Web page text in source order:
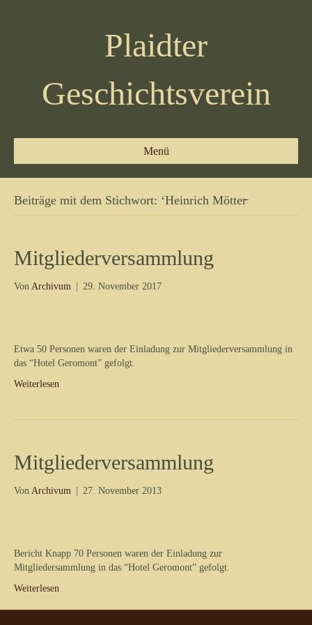
Plaidter
Geschichtsverein
Menü
Beiträge mit dem Stichwort: ‘Heinrich Mötter̵
Mitgliederversammlung
Von Archivum 29. November 2017
Etwa 50 Personen waren der Einladung zur Mitgliederversammlung in
das “Hotel Geromont” gefolgt.
Weiterlesen
Mitgliederversammlung
Von Archivum 27. November 2013
Bericht Knapp 70 Personen waren der Einladung zur
Mitgliedersammlung in das “Hotel Geromont” gefolgt.
Weiterlesen